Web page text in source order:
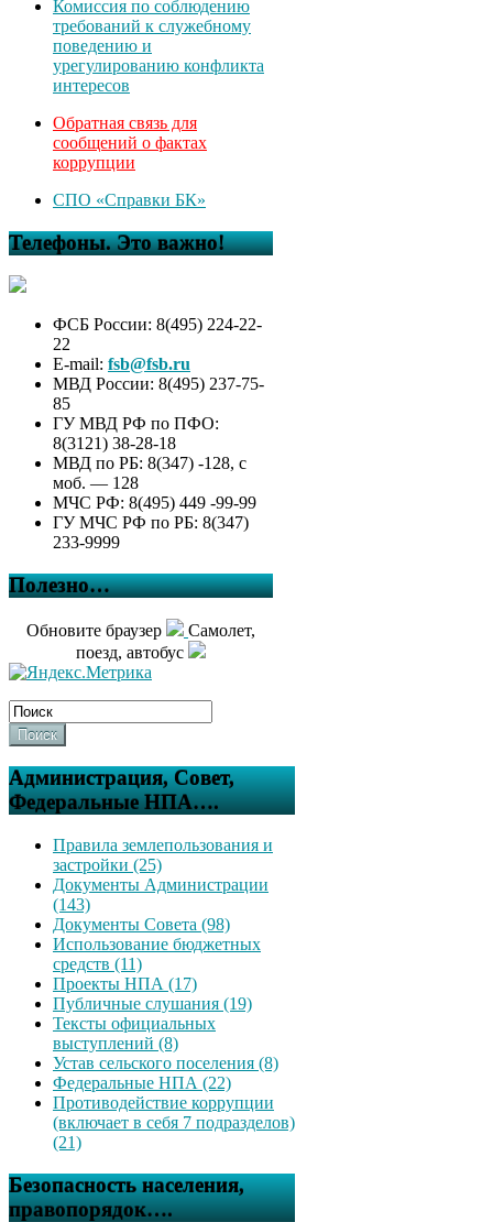
Комиссия по соблюдению
требований к служебному
поведению и
урегулированию конфликта
интересов
Обратная связь для
сообщений о фактах
коррупции
СПО «Справки БК»
Телефоны. Это важно!
ФСБ России: 8(495) 224-22-
22
E-mail: fsb@fsb.ru
МВД России: 8(495) 237-75-
85
ГУ МВД РФ по ПФО:
8(3121) 38-28-18
МВД по РБ: 8(347) -128, с
моб. — 128
МЧС РФ: 8(495) 449 -99-99
ГУ МЧС РФ по РБ: 8(347)
233-9999
Полезно…
Обновите браузер
Самолет,
поезд, автобус
Поиск
Администрация, Совет,
Федеральные НПА….
Правила землепользования и
застройки (25)
Документы Администрации
(143)
Документы Совета (98)
Использование бюджетных
средств (11)
Проекты НПА (17)
Публичные слушания (19)
Тексты официальных
выступлений (8)
Устав сельского поселения (8)
Федеральные НПА (22)
Противодействие коррупции
(включает в себя 7 подразделов)
(21)
Безопасность населения,
правопорядок….